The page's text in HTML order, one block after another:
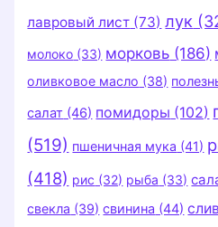
лавровый лист (73) лук
молоко (33) морковь (186)
оливковое масло (38)
салат (46) помидоры (102)
(519) пшеничная мука (41)
(418) рис (32) рыба (33)
свекла (39) свинина (44)